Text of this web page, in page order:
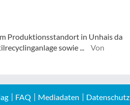
Produktionsstandort in Unhais da
sowie ...
Von
FAQ Mediadaten Datenschutz